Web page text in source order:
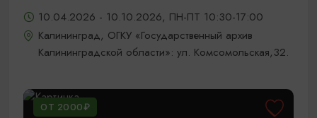
10.04.2026 - 10.10.2026, ПН-ПТ 10:30-17:00
Калининград, ОГКУ «Государственный архив
Калининградской области»: ул. Комсомольская,32.
ОТ 2000₽